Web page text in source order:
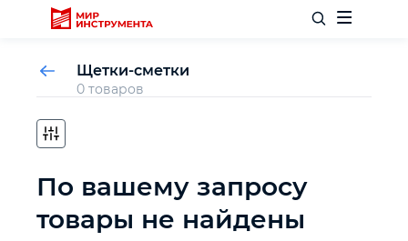
Отделочный инструмент
Слесарный инструмент
Щетки-сметки
0 товаров
По вашему запросу
товары не найдены